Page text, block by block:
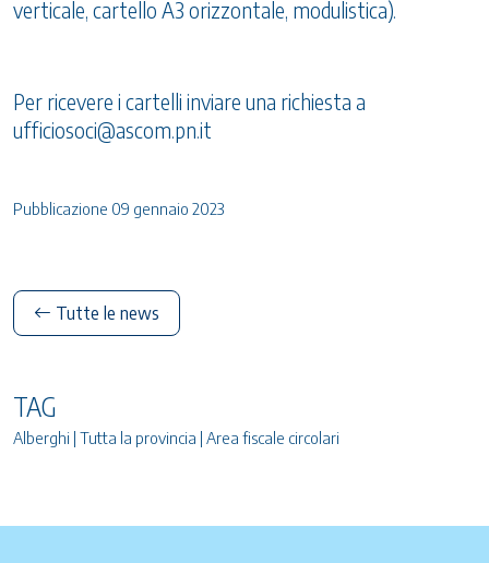
verticale, cartello A3 orizzontale, modulistica).
Per ricevere i cartelli inviare una richiesta a
ufficiosoci@ascom.pn.it
Pubblicazione 09 gennaio 2023
Tutte le news
TAG
Alberghi | Tutta la provincia | Area fiscale circolari